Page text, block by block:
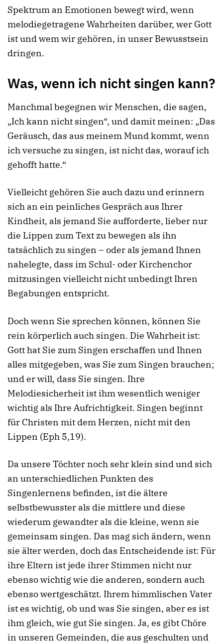
Spektrum an Emotionen bewegt wird, wenn
melodiegetragene Wahrheiten darüber, wer Gott
ist und wem wir gehören, in unser Bewusstsein
dringen.
Was, wenn ich nicht singen kann?
Manchmal begegnen wir Menschen, die sagen,
„Ich kann nicht singen“, und damit meinen: „Das
Geräusch, das aus meinem Mund kommt, wenn
ich versuche zu singen, ist nicht das, worauf ich
gehofft hatte.“
Vielleicht gehören Sie auch dazu und erinnern
sich an ein peinliches Gespräch aus Ihrer
Kindheit, als jemand Sie aufforderte, lieber nur
die Lippen zum Text zu bewegen als ihn
tatsächlich zu singen – oder als jemand Ihnen
nahelegte, dass im Schul- oder Kirchenchor
mitzusingen vielleicht nicht unbedingt Ihren
Begabungen entspricht.
Doch wenn Sie sprechen können, können Sie
rein körperlich auch singen. Die Wahrheit ist:
Gott hat Sie zum Singen erschaffen und Ihnen
alles mitgegeben, was Sie zum Singen brauchen;
und er will, dass Sie singen. Ihre
Melodiesicherheit ist ihm wesentlich weniger
wichtig als Ihre Aufrichtigkeit. Singen beginnt
für Christen mit dem Herzen, nicht mit den
Lippen (Eph 5,19).
Da unsere Töchter noch sehr klein sind und sich
an unterschiedlichen Punkten des
Singenlernens befinden, ist die ältere
selbstbewusster als die mittlere und diese
wiederum gewandter als die kleine, wenn sie
gemeinsam singen. Das mag sich ändern, wenn
sie älter werden, doch das Entscheidende ist: Für
ihre Eltern ist jede ihrer Stimmen nicht nur
ebenso wichtig wie die anderen, sondern auch
ebenso wertgeschätzt. Ihrem himmlischen Vater
ist es wichtig, ob und was Sie singen, aber es ist
ihm gleich, wie gut Sie singen. Ja, es gibt Chöre
in unseren Gemeinden, die aus geschulten und